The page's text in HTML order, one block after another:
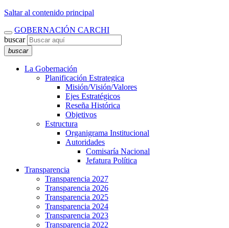
Saltar al contenido principal
GOBERNACIÓN CARCHI
buscar
buscar
La Gobernación
Planificación Estrategica
Misión/Visión/Valores
Ejes Estratégicos
Reseña Histórica
Objetivos
Estructura
Organigrama Institucional
Autoridades
Comisaría Nacional
Jefatura Política
Transparencia
Transparencia 2027
Transparencia 2026
Transparencia 2025
Transparencia 2024
Transparencia 2023
Transparencia 2022